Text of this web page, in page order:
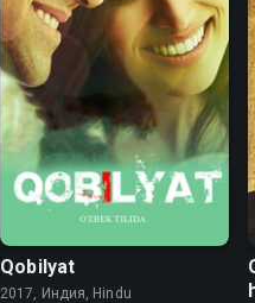
Qobilyat
2017, Индия, Hindu